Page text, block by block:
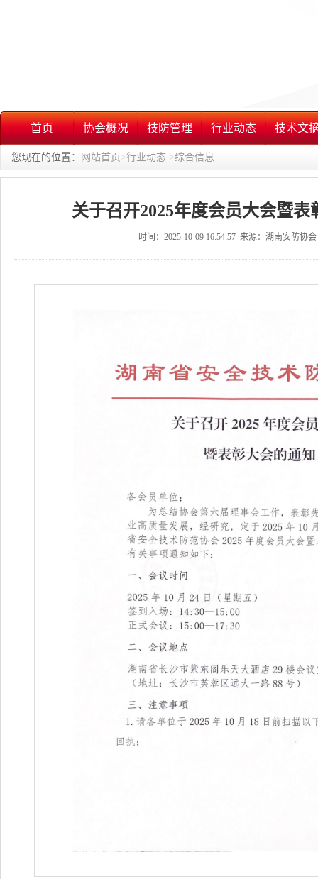
首页 协会概况 技防管理 行业动态 技术文
您现在的位置： 网站首页 >行业动态 >综合信息
关于召开2025年度会员大会暨表
时间：2025-10-09 16:54:57 来源：湖南安防协